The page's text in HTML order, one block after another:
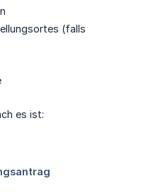
(falls
es ist: